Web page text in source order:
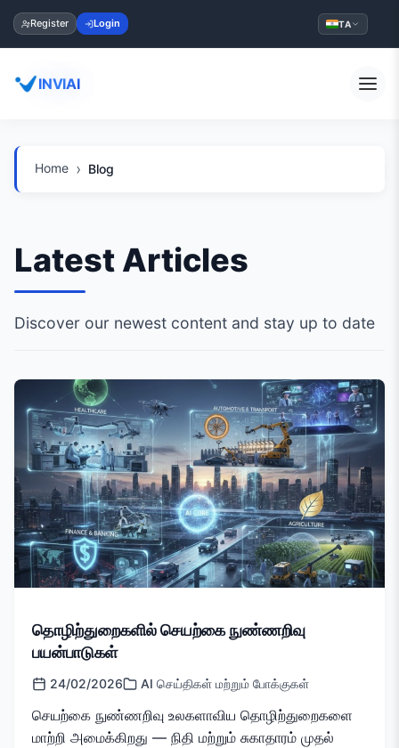
Register Login TA
INVIAI
Home Blog
Latest Articles
Discover our newest content and stay up to date
தொழிற்துறைகளில் செயற்கை நுண்ணறிவு
பயன்பாடுகள்
24/02/2026 AI செய்திகள் மற்றும் போக்குகள்
செயற்கை நுண்ணறிவு உலகளாவிய தொழிற்துறைகளை
மாற்றி அமைக்கிறது — நிதி மற்றும் சுகாதாரம் முதல்